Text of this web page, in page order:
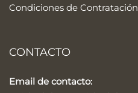
Condiciones de Contratación
CONTACTO
Email de contacto: